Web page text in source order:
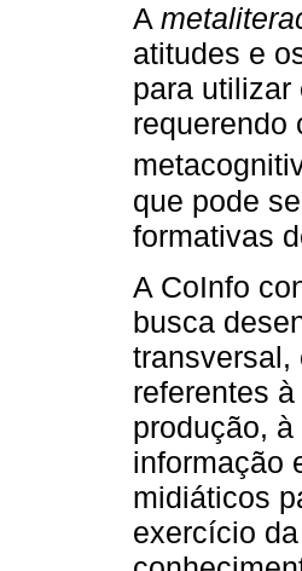
A
atitudes e
para utilizar
requerendo
que pode
formativas
A CoInfo
busca
transversal,
referentes
produção,
informação
midiáticos
exercício